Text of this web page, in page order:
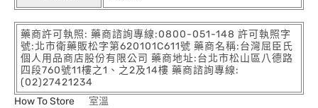
藥商許可執照: 藥商諮詢專線:0800-051-148 許可執照字
號:北市衛藥販松字第620101C611號 藥商名稱:台灣屈臣氏
個人用品商店股份有限公司 藥商地址:台北市松山區八德路
四段760號11樓之1、之2及14樓 藥商諮詢專線:
(02)27421234
How To Store
室溫